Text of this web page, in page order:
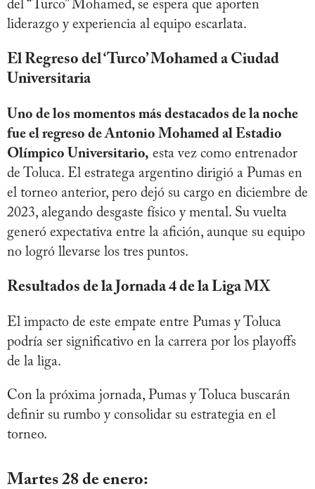
del “Turco” Mohamed, se espera que aporten
liderazgo y experiencia al equipo escarlata.
El Regreso del ‘Turco’ Mohamed a Ciudad
Universitaria
Uno de los momentos más destacados de la noche
fue el regreso de Antonio Mohamed al Estadio
Olímpico Universitario, esta vez como entrenador
de Toluca. El estratega argentino dirigió a Pumas en
el torneo anterior, pero dejó su cargo en diciembre de
2023, alegando desgaste físico y mental. Su vuelta
generó expectativa entre la afición, aunque su equipo
no logró llevarse los tres puntos.
Resultados de la Jornada 4 de la Liga MX
El impacto de este empate entre Pumas y Toluca
podría ser significativo en la carrera por los playoffs
de la liga.
Con la próxima jornada, Pumas y Toluca buscarán
definir su rumbo y consolidar su estrategia en el
torneo.
Martes 28 de enero: